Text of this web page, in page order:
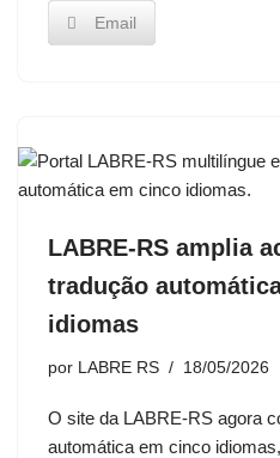
Email
LABRE-RS amplia
tradução
idiomas
por LABRE RS 18/05/2026
O site da LABRE-RS agora
automática em cinco